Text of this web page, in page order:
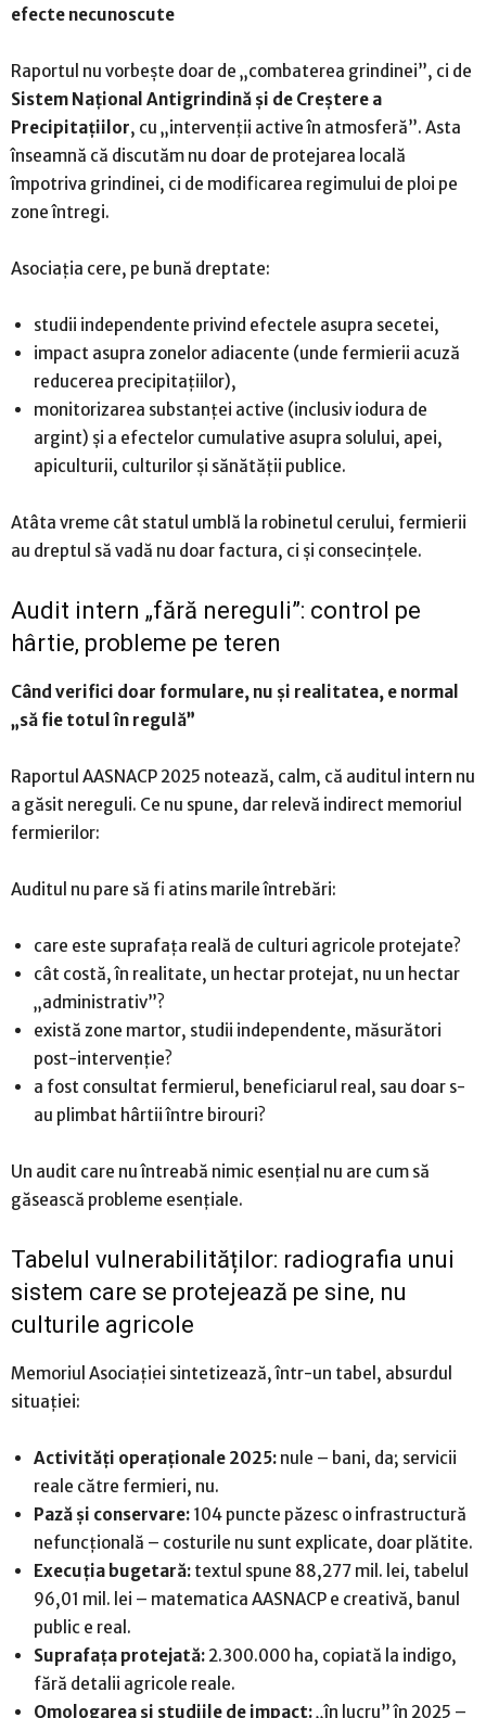
efecte necunoscute
Raportul nu vorbește doar de „combaterea grindinei”, ci de
Sistem Național Antigrindină și de Creștere a
Precipitațiilor, cu „intervenții active în atmosferă”. Asta
înseamnă că discutăm nu doar de protejarea locală
împotriva grindinei, ci de modificarea regimului de ploi pe
zone întregi.
Asociația cere, pe bună dreptate:
studii independente privind efectele asupra secetei,
impact asupra zonelor adiacente (unde fermierii acuză
reducerea precipitațiilor),
monitorizarea substanței active (inclusiv iodura de
argint) și a efectelor cumulative asupra solului, apei,
apiculturii, culturilor și sănătății publice.
Atâta vreme cât statul umblă la robinetul cerului, fermierii
au dreptul să vadă nu doar factura, ci și consecințele.
Audit intern „fără nereguli”: control pe
hârtie, probleme pe teren
Când verifici doar formulare, nu și realitatea, e normal
„să fie totul în regulă”
Raportul AASNACP 2025 notează, calm, că auditul intern nu
a găsit nereguli. Ce nu spune, dar relevă indirect memoriul
fermierilor:
Auditul nu pare să fi atins marile întrebări:
care este suprafața reală de culturi agricole protejate?
cât costă, în realitate, un hectar protejat, nu un hectar
„administrativ”?
există zone martor, studii independente, măsurători
post-intervenție?
a fost consultat fermierul, beneficiarul real, sau doar s-
au plimbat hârtii între birouri?
Un audit care nu întreabă nimic esențial nu are cum să
găsească probleme esențiale.
Tabelul vulnerabilităților: radiografia unui
sistem care se protejează pe sine, nu
culturile agricole
Memoriul Asociației sintetizează, într-un tabel, absurdul
situației:
Activități operaționale 2025: nule – bani, da; servicii
reale către fermieri, nu.
Pază și conservare: 104 puncte păzesc o infrastructură
nefuncțională – costurile nu sunt explicate, doar plătite.
Execuția bugetară: textul spune 88,277 mil. lei, tabelul
96,01 mil. lei – matematica AASNACP e creativă, banul
public e real.
Suprafața protejată: 2.300.000 ha, copiată la indigo,
fără detalii agricole reale.
Omologarea și studiile de impact:„în lucru” în 2025 –